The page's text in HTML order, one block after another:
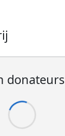
donateurs